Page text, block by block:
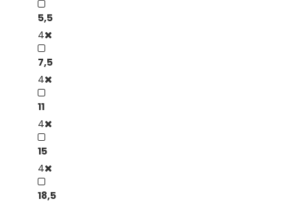
5,5
4
7,5
4
11
4
15
4
18,5